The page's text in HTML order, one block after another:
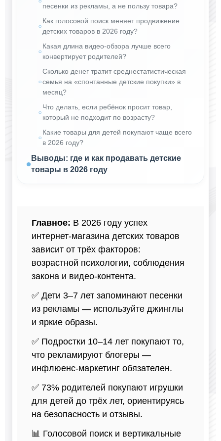
песенки из рекламы, а не пользу товара?
Как голосовой поиск меняет продвижение
детских товаров в 2026 году?
Какая длина видео-обзора лучше всего
конвертирует родителей?
Сколько денег тратит среднестатистическая
семья на «спонтанные детские покупки» в
месяц?
Что делать, если ребёнок просит товар,
который не подходит по возрасту?
Какие товары для детей покупают чаще всего
в 2026 году?
Выводы: где и как продавать детские
товары в 2026 году
Главное: В 2026 году успех
интернет-магазина детских товаров
зависит от трёх факторов:
возрастной психологии, соблюдения
закона и видео-контента.
✅ Дети 3–7 лет запоминают песенки
из рекламы — используйте джинглы
и яркие образы.
✅ Подростки 10–14 лет покупают то,
что рекламируют блогеры —
инфлюенс-маркетинг обязателен.
✅ 73% родителей покупают игрушки
для детей до трёх лет, ориентируясь
на безопасность и отзывы.
📊 Голосовой поиск и вертикальные